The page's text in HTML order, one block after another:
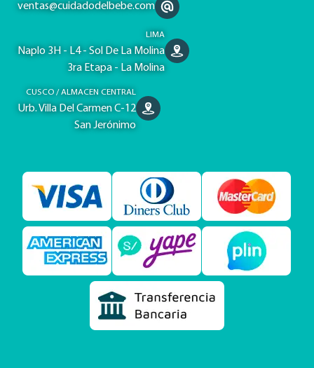
ventas@cuidadodelbebe.com
LIMA
Naplo 3H - L4 - Sol De La Molina
3ra Etapa - La Molina
CUSCO / ALMACEN CENTRAL
Urb. Villa Del Carmen C-12
San Jerónimo